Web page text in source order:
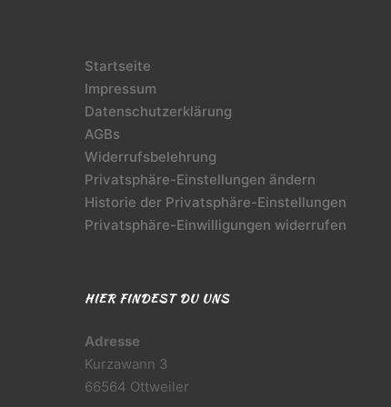
Startseite
Impressum
Datenschutzerklärung
AGBs
Widerrufsbelehrung
Privatsphäre-Einstellungen ändern
Historie der Privatsphäre-Einstellungen
Privatsphäre-Einwilligungen widerrufen
HIER FINDEST DU UNS
Adresse
Kurzawann 3
66564 Ottweiler